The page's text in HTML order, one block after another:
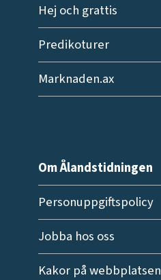
Hej och grattis
Predikoturer
Marknaden.ax
Om Ålandstidningen
Personuppgiftspolicy
Jobba hos oss
Kakor på webbplatsen